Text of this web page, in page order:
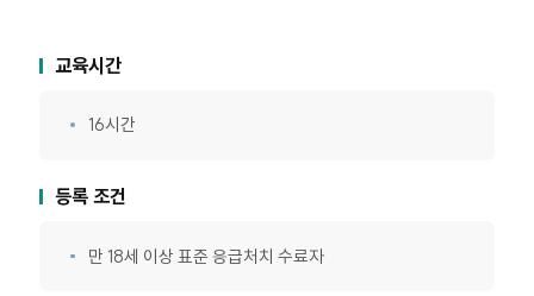
교육시간
16시간
등록 조건
만 18세 이상 표준 응급처치 수료자